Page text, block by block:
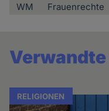
WM
Frauenrechte
RELIGIONEN